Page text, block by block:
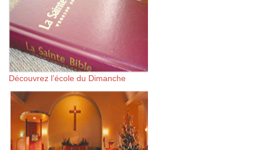
Découvrez l’école du Dimanche